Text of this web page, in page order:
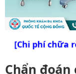
[Chi phí chữa
Chẩn